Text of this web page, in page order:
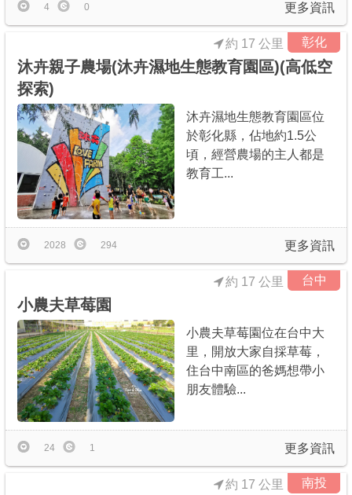
更多資訊
4 0
彰化
沐卉親子農場(沐卉濕地生態教育園區)(高低空
探索)
約 17 公里
沐卉濕地生態教育園區位
於彰化縣，佔地約1.5公
頃，經營農場的主人都是
教育工...
更多資訊
2028 294
台中
小農夫草莓園
約 17 公里
小農夫草莓園位在台中大
里，開放大家自採草莓，
住台中南區的爸媽想帶小
朋友體驗...
更多資訊
24 1
南投
約 17 公里